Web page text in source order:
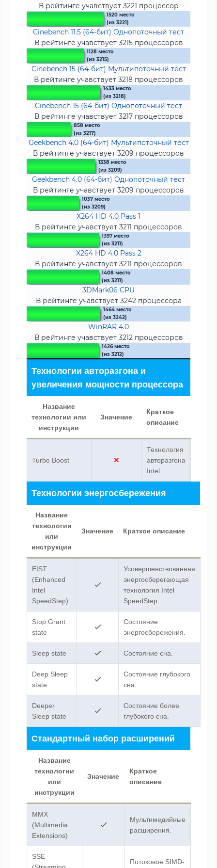
В рейтинге учавствует 3221 процессор
1520 место
(из 3221)
Cinebench 11.5 (64-бит) Однопоточный тест
В рейтинге учавствует 3215 процессоров
1128 место
(из 3215)
Cinebench 15 (64-бит) Мультипоточный тест
В рейтинге учавствует 3218 процессоров
1433 место
(из 3218)
Cinebench 15 (64-бит) Однопоточный тест
В рейтинге учавствует 3217 процессоров
858 место
(из 3217)
Geekbench 4.0 (64-бит) Мультипоточный тест
В рейтинге учавствует 3209 процессоров
1338 место
(из 3209)
Geekbench 4.0 (64-бит) Однопоточный тест
В рейтинге учавствует 3209 процессоров
1037 место
(из 3209)
X264 HD 4.0 Pass 1
В рейтинге учавствует 3211 процессоров
1397 место
(из 3211)
X264 HD 4.0 Pass 2
В рейтинге учавствует 3211 процессоров
1408 место
(из 3211)
3DMark06 CPU
В рейтинге учавствует 3242 процессора
1464 место
(из 3242)
WinRAR 4.0
В рейтинге учавствует 3212 процессоров
1426 место
(из 3212)
Технологии авторазгона и
увеличения мощности процессора
Название
технологии или
инструкции
Значение
Краткое
описание
Turbo Boost
Технология
авторазгона
Intel.
Технологии энергосбережения
Название
технологии
или
инструкции
Значение Краткое описание
EIST
(Enhanced
Intel
SpeedStep)
Усовершенствованная
энергосберегающая
технология Intel
SpeedStep.
Stop Grant
state
Состояние
энергосбережения.
Sleep state Состояние сна.
Deep Sleep
state
Cостояние глубокого
сна.
Deeper
Sleep state
Cостояние более
глубокого сна.
Стандартный набор расширений
Название
технологии
или
инструкции
Значение
Краткое
описание
MMX
(Multimedia
Extensions)
Мультимедийные
расширения.
SSE
Потоковое SIMD-